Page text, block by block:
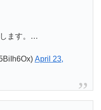
ます。…
April 23,